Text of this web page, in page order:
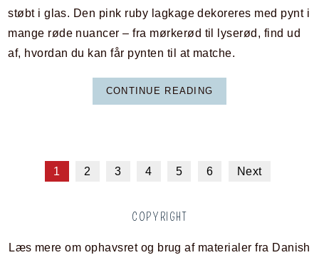
støbt i glas. Den pink ruby lagkage dekoreres med pynt i
mange røde nuancer – fra mørkerød til lyserød, find ud
af, hvordan du kan får pynten til at matche.
CONTINUE READING
1 2 3 4 5 6 Next
COPYRIGHT
Læs mere om ophavsret og brug af materialer fra Danish